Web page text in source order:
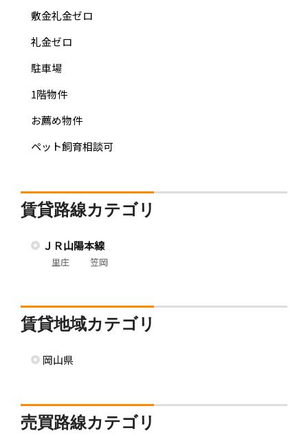
敷金礼金ゼロ
礼金ゼロ
駐車場
1階物件
お薦め物件
ペット飼育相談可
賃貸路線カテゴリ
ＪＲ山陽本線
里庄 笠岡
賃貸地域カテゴリ
岡山県
売買路線カテゴリ